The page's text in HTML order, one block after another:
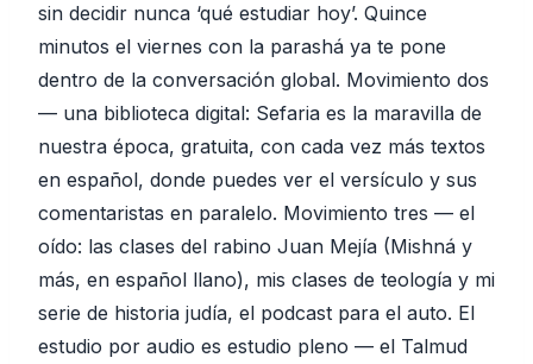
sin decidir nunca ‘qué estudiar hoy’. Quince
minutos el viernes con la parashá ya te pone
dentro de la conversación global. Movimiento dos
— una biblioteca digital: Sefaria es la maravilla de
nuestra época, gratuita, con cada vez más textos
en español, donde puedes ver el versículo y sus
comentaristas en paralelo. Movimiento tres — el
oído: las clases del rabino Juan Mejía (Mishná y
más, en español llano), mis clases de teología y mi
serie de historia judía, el podcast para el auto. El
estudio por audio es estudio pleno — el Talmud